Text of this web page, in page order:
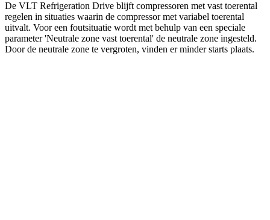
De VLT Refrigeration Drive blijft compressoren met vast toerental
regelen in situaties waarin de compressor met variabel toerental
uitvalt. Voor een foutsituatie wordt met behulp van een speciale
parameter 'Neutrale zone vast toerental' de neutrale zone ingesteld.
Door de neutrale zone te vergroten, vinden er minder starts plaats.